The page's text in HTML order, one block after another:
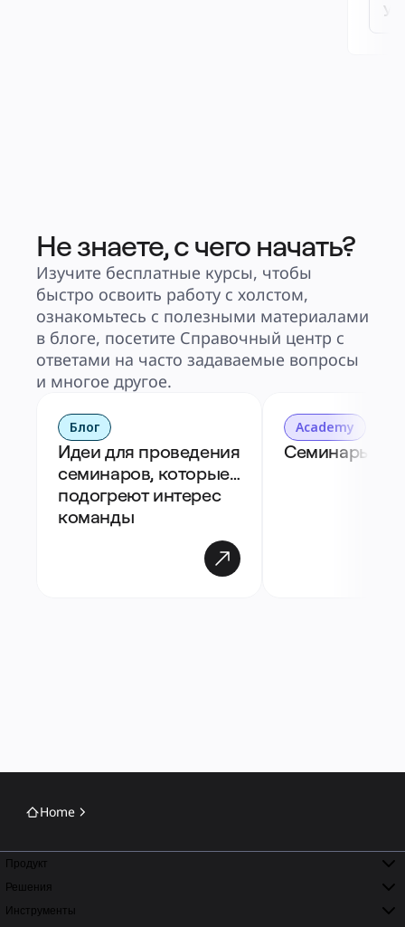
Не знаете, с чего начать?
Изучите бесплатные курсы, чтобы
быстро освоить работу с холстом,
ознакомьтесь с полезными материалами
в блоге, посетите Справочный центр с
ответами на часто задаваемые вопросы
и многое другое.
Блог
Идеи для проведения
семинаров, которые
подогреют интерес
команды
Academy
Семинары в
Home
Продукт
Решения
Инструменты